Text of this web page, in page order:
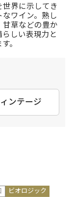
界に示してき
ワイン。熟し
草などの豊か
しい表現力と
。
ンテージ
ビオロジック